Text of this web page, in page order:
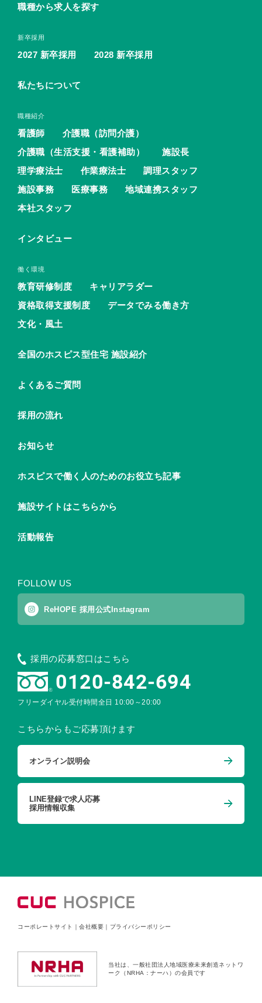
職種から求人を探す
新卒採用
2027 新卒採用 2028 新卒採用
私たちについて
職種紹介
看護師
介護職（訪問介護）
介護職（生活支援・看護補助）
施設長
理学療法士
作業療法士
調理スタッフ
施設事務
医療事務
地域連携スタッフ
本社スタッフ
インタビュー
働く環境
教育研修制度
キャリアラダー
資格取得支援制度
データでみる働き方
文化・風土
全国のホスピス型住宅 施設紹介
よくあるご質問
採用の流れ
お知らせ
ホスピスで働く人のためのお役立ち記事
施設サイトはこちらから
活動報告
FOLLOW US
ReHOPE 採用公式Instagram
採用の応募窓口はこちら
0120-842-694
フリーダイヤル受付時間全日 10:00～20:00
こちらからもご応募頂けます
オンライン説明会
LINE登録で求人応募
採用情報収集
コーポレートサイト ｜ 会社概要 ｜ プライバシーポリシー
当社は、一般社団法人地域医療未来創造ネットワ
ーク（NRHA：ナーハ）の会員です